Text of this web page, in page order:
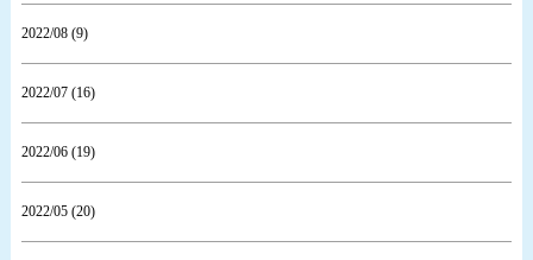
2022/08 (9)
2022/07 (16)
2022/06 (19)
2022/05 (20)